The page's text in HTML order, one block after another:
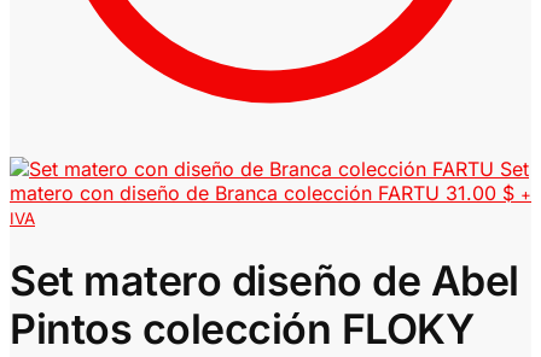
Set
matero con diseño de Branca colección FARTU 31.00 $ +
IVA
Set matero diseño de Abel
Pintos colección FLOKY